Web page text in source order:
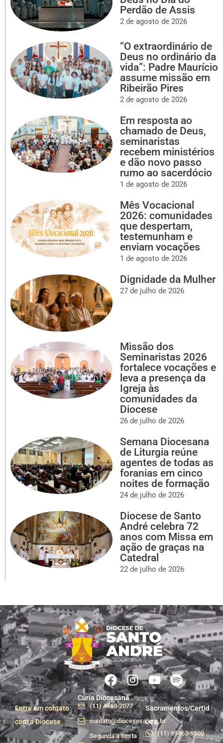
Perdão de Assis
2 de agosto de 2026
“O extraordinário de
Deus no ordinário da
vida”: Padre Maurício
assume missão em
Ribeirão Pires
2 de agosto de 2026
Em resposta ao
chamado de Deus,
seminaristas
recebem ministérios
e dão novo passo
rumo ao sacerdócio
1 de agosto de 2026
Mês Vocacional
2026: comunidades
que despertam,
testemunham e
enviam vocações
1 de agosto de 2026
Dignidade da Mulher
27 de julho de 2026
Missão dos
Seminaristas 2026
fortalece vocações e
leva a presença da
Igreja às
comunidades da
Diocese
26 de julho de 2026
Semana Diocesana
de Liturgia reúne
agentes de todas as
foranias em cinco
noites de formação
24 de julho de 2026
Diocese de Santo
André celebra 72
anos com Missa em
ação de graças na
Catedral
22 de julho de 2026
Entre em contato
com a Diocese
Cúria Diocesana
(11) 4469-2077
contato@diocesesa.org.br
Segunda a sexta
Sacramentos/Certid
ões
(11) 99463-9500